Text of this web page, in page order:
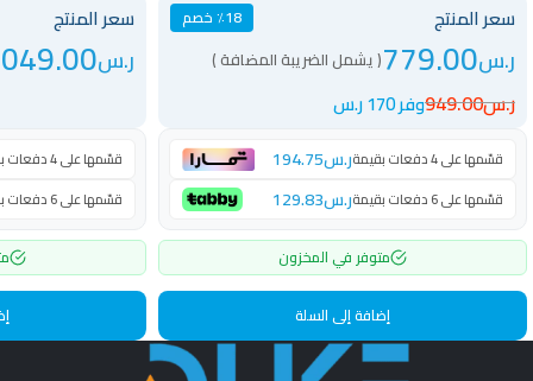
سعر المنتج ٪18 خصم
ر.س779.00( يشمل الضريبة المضافة )
ر.س949.00وفر 170 ر.س
قسّمها على 4 دفعات بقيمة ر.س194.75
قسّمها على 6 دفعات بقيمة ر.س129.83
متوفر في المخزون
إضافة إلى السلة
سعر المنتج
ر.س
قسّمها على 4 دفعات بقيمة
قسّمها على 6 دفعات بقيمة